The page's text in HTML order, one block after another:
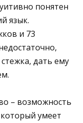
понятен
язык.
и 73
дать ему
– возможность
умеет